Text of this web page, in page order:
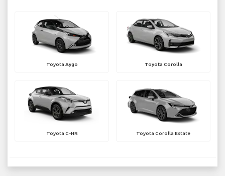
Toyota Aygo Toyota Corolla
Toyota C-HR Toyota Corolla Estate